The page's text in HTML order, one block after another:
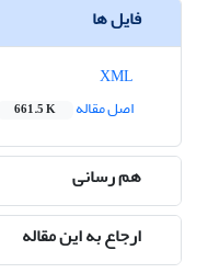
فایل ها
اصل مقاله
661.5 K
هم رسانی
ارجاع به این مقاله